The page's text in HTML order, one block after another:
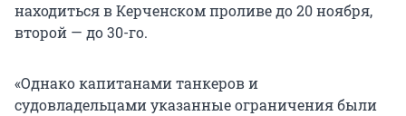
находиться в Керченском проливе до 20 ноября,
второй — до30-го.
«Однако капитанами танкеров и
судовладельцами указанные ограничения были